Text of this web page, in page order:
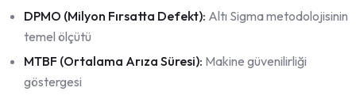
DPMO (Milyon Fırsatta Defekt): Altı Sigma metodolojisinin
temel ölçütü
MTBF (Ortalama Arıza Süresi): Makine güvenilirliği
göstergesi